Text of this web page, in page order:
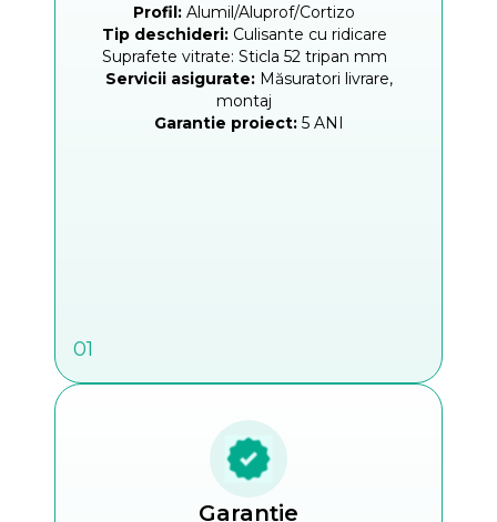
Profil: Alumil/Aluprof/Cortizo
Tip deschideri:Culisante cu ridicare
Suprafete vitrate: Sticla 52 tripan mm
Servicii asigurate:Măsuratori livrare,
montaj
Garantie proiect:5 ANI
01
Garanție